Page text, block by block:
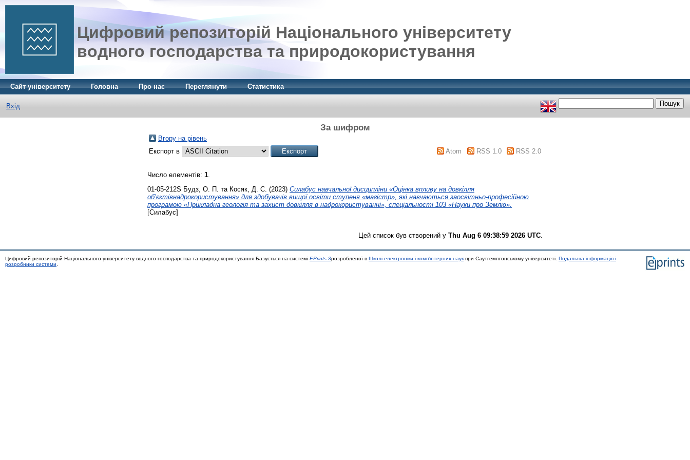
Цифровий репозиторій Національного університету
водного господарства та природокористування
Сайт університету Головна Про нас Переглянути Статистика
Вхід
За шифром
Вгору на рівень
Експорт в
Atom RSS 1.0 RSS 2.0
Число елементів: 1.
01-05-212S Будз, О. П. та Косяк, Д. С. (2023) Силабус навчальної дисципліни «Оцінка впливу на довкілля
об’єктівнадрокористування» для здобувачів вищої освіти ступеня «магістр», які навчаються заосвітньо-професійною
програмою «Прикладна геологія та захист довкілля в надрокористуванні», спеціальності 103 «Науки про Землю».
[Силабус]
Цей список був створений у Thu Aug 6 09:38:59 2026 UTC
Цифровий репозиторій Національного університету водного господарства та природокористування Базується на системі EPrints 3розробленої в Школі електроніки і комп'ютерних наук при Саутгемптонському університеті. Подальша інформація і
розробники системи